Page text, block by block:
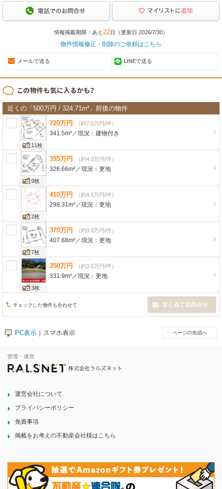
情報掲載期限：あと22日（更新日 2026/7/30）
物件情報修正・削除のご依頼はこちら
メールで送る LINEで送る
近くの「500万円 / 324.71m²」前後の物件
11枚
720万円 （約7.0万円/坪）
341.5m²／現況： 建物付き
9枚
395万円 （約4.0万円/坪）
326.66m²／現況： 更地
2枚
410万円 （約4.5万円/坪）
298.31m²／現況： 更地
7枚
370万円 （約3.0万円/坪）
407.88m²／現況： 更地
3枚
350万円 （約3.5万円/坪）
331.9m²／現況： 更地
チェックした物件も合わせて
PC表示 ｜スマホ表示 ページの先頭へ
運営会社について
プライバシーポリシー
免責事項
掲載をお考えの不動産会社様はこちら